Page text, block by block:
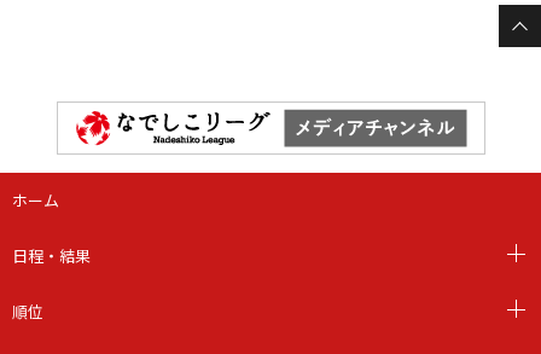
ホーム
日程・結果
順位